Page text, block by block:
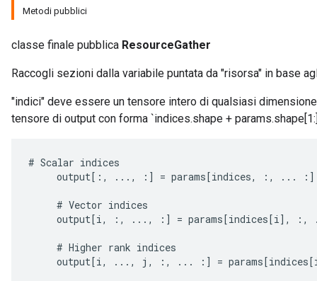
Metodi pubblici
classe finale pubblica ResourceGather
Raccogli sezioni dalla variabile puntata da "risorsa" in base
"indici" deve essere un tensore intero di qualsiasi
tensore di output con forma `indices.shape +
# Scalar indices
output[ :, ..., : ] = params[indices, :, ... : ]
# Vector indices
output[i, :, ..., : ] = params[indices[i] , :,
# Higher rank indices
output[i, ..., j , :, ... : ] = params[indices[